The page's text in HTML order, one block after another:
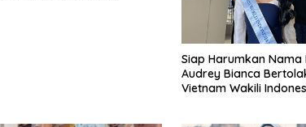
Siap Harumkan Nama
Audrey Bianca
Vietnam Wakili